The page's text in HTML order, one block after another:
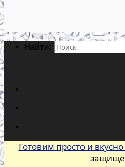
Найти:
Готовим просто и вкусно